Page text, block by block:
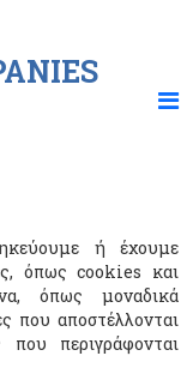
ή έχουμε
όπως cookies και
όπως μοναδικά
που αποστέλλονται
περιγράφονται